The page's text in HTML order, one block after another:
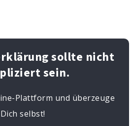
sollte nicht
sein.
Plattform und überzeuge
Dich selbst!